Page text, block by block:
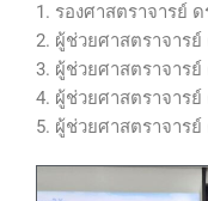
1. รองศาสตราจารย์
2. ผู้ช่วยศาสตราจารย์
3. ผู้ช่วยศาสตราจาร
4. ผู้ช่วยศาสตราจาร
5. ผู้ช่วยศาสตราจาร